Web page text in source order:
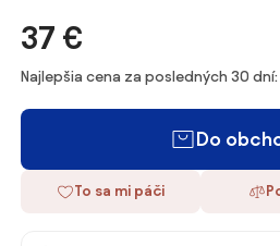
37 €
Najlepšia cena za posledných 30 dní:
Do
To sa mi páči